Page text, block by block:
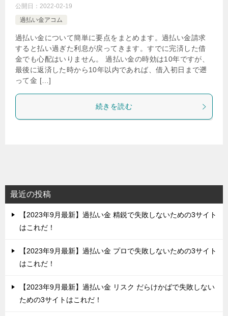
公開日： 2022-02-19
過払い金アコム
過払い金について簡単に要点をまとめます。過払い金請求
すると払い過ぎた利息が戻ってきます。すでに完済した借
金でも心配はいりません。 過払い金の時効は10年ですが、
最後に返済した時から10年以内であれば、借入初日まで遡
って金 […]
続きを読む
最近の投稿
【2023年9月最新】過払い金 精鋭で失敗しないための3サイト
はこれだ！
【2023年9月最新】過払い金 プロで失敗しないための3サイト
はこれだ！
【2023年9月最新】過払い金 リスク だらけかばで失敗しない
ための3サイトはこれだ！